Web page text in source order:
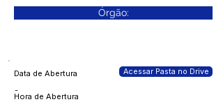
Órgão:
Data de Abertura
-
Hora de Abertura
Acessar Pasta no Drive